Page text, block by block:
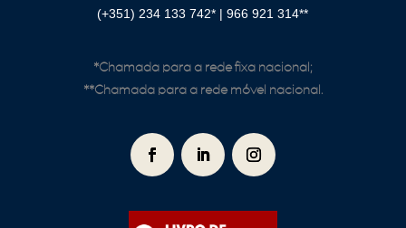
(+351) 234 133 742* |966 921 314**
*Chamada para a rede fixa nacional;
**Chamada para a rede móvel nacional.